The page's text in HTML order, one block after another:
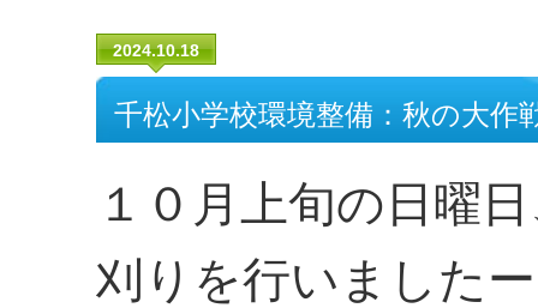
2024.10.18
千松小学校環境整備：秋の大作
１０月上旬の日曜
刈りを行いました